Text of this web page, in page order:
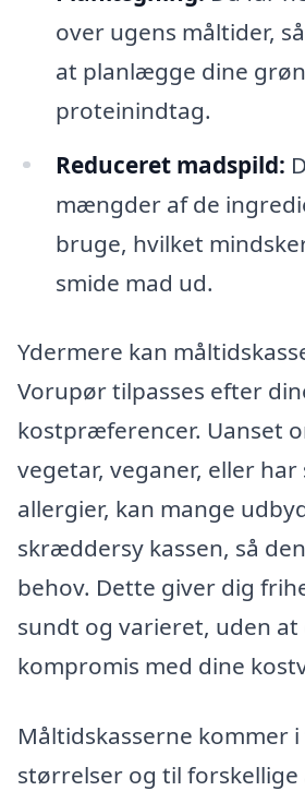
over ugens måltider,
at planlægge dine
proteinindtag.
Reduceret madspild:
mængder af de
bruge, hvilket
smide mad ud.
Ydermere kan
Vorupør tilpasses efter
kostpræferencer. Uanset
vegetar, veganer, eller har
allergier, kan mange
skræddersy kassen, så
behov. Dette giver dig
sundt og varieret, uden at
kompromis med dine
Måltidskasserne kommer
størrelser og til forskellige